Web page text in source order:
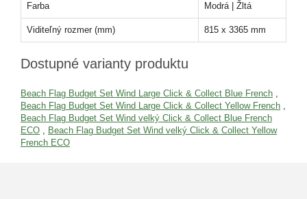
Farba Modrá | Žltá
Viditeľný rozmer (mm) 815 x 3365 mm
Dostupné varianty produktu
Beach Flag Budget Set Wind Large Click & Collect Blue French ,
Beach Flag Budget Set Wind Large Click & Collect Yellow French ,
Beach Flag Budget Set Wind velký Click & Collect Blue French
ECO , Beach Flag Budget Set Wind velký Click & Collect Yellow
French ECO